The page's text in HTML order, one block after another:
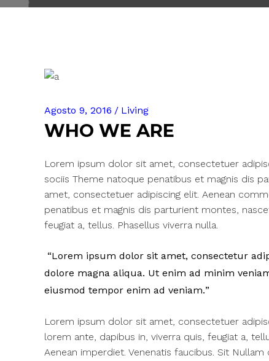
Agosto 9, 2016 Living
WHO WE ARE
Lorem ipsum dolor sit amet, consectetuer
sociis Theme natoque penatibus et magnis dis
amet, consectetuer adipiscing elit. Aenean
penatibus et magnis dis parturient montes,
feugiat a, tellus. Phasellus viverra nulla.
Lorem ipsum dolor sit amet, consectetur
dolore magna aliqua. Ut enim ad minim
eiusmod tempor enim ad veniam.
Lorem ipsum dolor sit amet, consectetuer
lorem ante, dapibus in, viverra quis, feugiat a,
Aenean imperdiet. Venenatis faucibus. Sit